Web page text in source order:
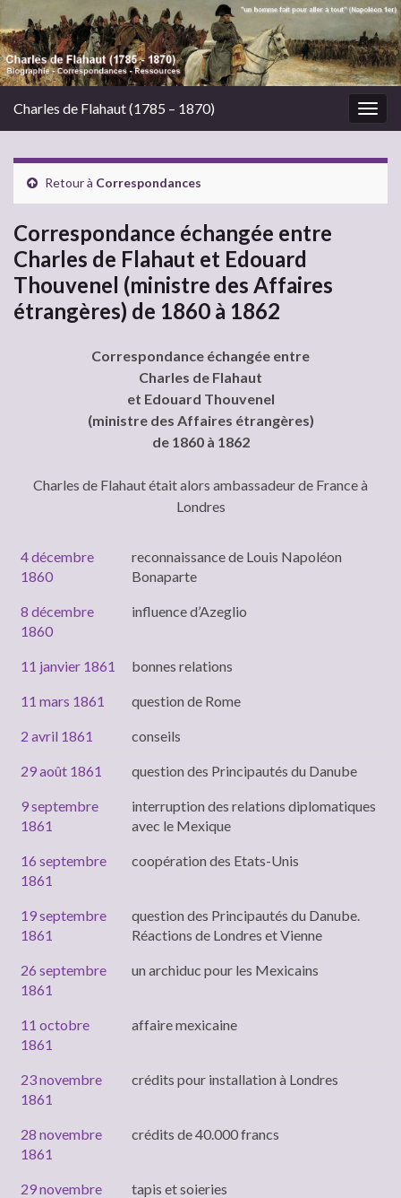
Charles de Flahaut (1785 – 1870)
Retour à Correspondances
Correspondance échangée entre
Charles de Flahaut et Edouard
Thouvenel (ministre des Affaires
étrangères) de 1860 à 1862
Correspondance échangée entre
Charles de Flahaut
et Edouard Thouvenel
(ministre des Affaires étrangères)
de 1860 à 1862
Charles de Flahaut était alors ambassadeur de France à
Londres
4 décembre
1860
reconnaissance de Louis Napoléon
Bonaparte
8 décembre
1860
influence d’Azeglio
11 janvier 1861 bonnes relations
11 mars 1861 question de Rome
2 avril 1861 conseils
29 août 1861 question des Principautés du Danube
9 septembre
1861
interruption des relations diplomatiques
avec le Mexique
16 septembre
1861
coopération des Etats-Unis
19 septembre
1861
question des Principautés du Danube.
Réactions de Londres et Vienne
26 septembre
1861
un archiduc pour les Mexicains
11 octobre
1861
affaire mexicaine
23 novembre
1861
crédits pour installation à Londres
28 novembre
1861
crédits de 40.000 francs
29 novembre
tapis et soieries